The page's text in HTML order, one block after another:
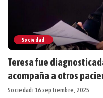
Sociedad
Teresa fue
acompaña a otros
Sociedad 16 septiembre, 2025